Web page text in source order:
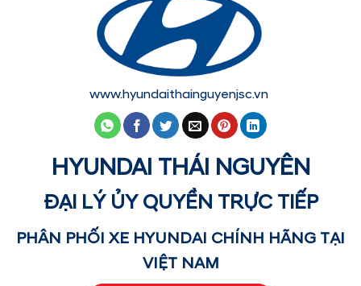
www.hyundaithainguyenjsc.vn
HYUNDAI THÁI NGUYÊN
ĐẠI LÝ ỦY QUYỀN TRỰC TIẾP
PHÂN PHỐI XE HYUNDAI CHÍNH HÃNG TẠI
VIỆT NAM